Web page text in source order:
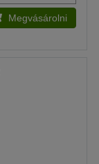
Megvásárolni